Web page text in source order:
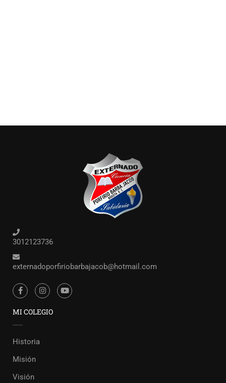
3012123736
externadoporfiriobarbajacob@hotmail.com
MI COLEGIO
Historia
Misión
Visión